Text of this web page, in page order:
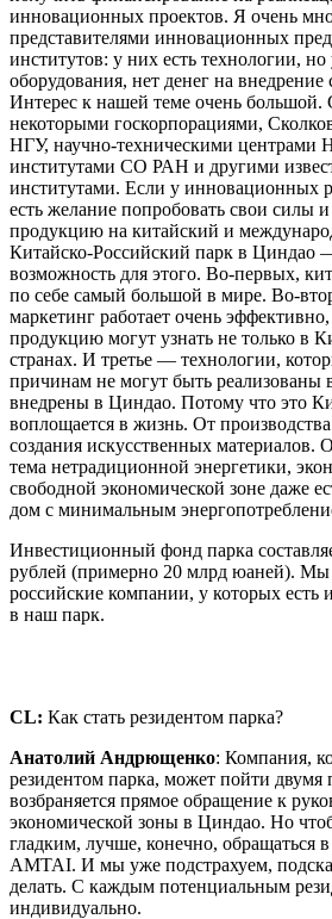
инновационных проектов. Я очень
представителями инновационных
институтов: у них есть технологии,
оборудования, нет денег на
Интерес к нашей теме очень большой.
некоторыми госкорпорациями,
НГУ, научно-техническими центрами
институтами СО РАН и другими
институтами. Если у инновационных
есть желание попробовать свои силы
продукцию на китайский и
Китайско-Российский парк в Циндао
возможность для этого. Во-первых,
по себе самый большой в мире. Во-
маркетинг работает очень
продукцию могут узнать не только в
странах. И третье ― технологии,
причинам не могут быть реализованы
внедрены в Циндао. Потому что это
воплощается в жизнь. От
создания искусственных материалов.
тема нетрадиционной энергетики,
свободной экономической зоне даже
дом с минимальным
Инвестиционный фонд парка
рублей (примерно 20 млрд юаней). Мы
российские компании, у которых есть
в наш парк.
CL: Как стать резидентом парка?
Анатолий Андрющенко: Компания,
резидентом парка, может пойти
возбраняется прямое обращение к
экономической зоны в Циндао. Но
гладким, лучше, конечно, обращаться
AMTAI. И мы уже подстрахуем,
делать. С каждым потенциальным
индивидуально.